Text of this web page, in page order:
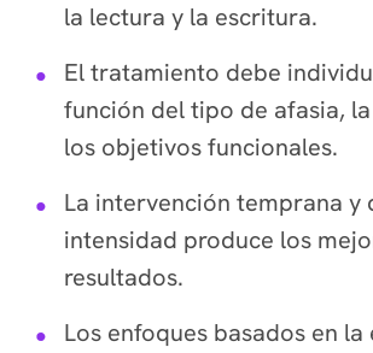
la lectura y la escritura.
El tratamiento debe
función del tipo de afasia,
los objetivos funcionales.
La intervención temprana y
intensidad produce los
resultados.
Los enfoques basados en la